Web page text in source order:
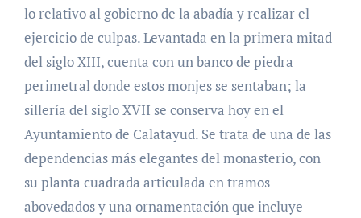
lo relativo al gobierno de la abadía y realizar el
ejercicio de culpas. Levantada en la primera mitad
del siglo XIII, cuenta con un banco de piedra
perimetral donde estos monjes se sentaban; la
sillería del siglo XVII se conserva hoy en el
Ayuntamiento de Calatayud. Se trata de una de las
dependencias más elegantes del monasterio, con
su planta cuadrada articulada en tramos
abovedados y una ornamentación que incluye